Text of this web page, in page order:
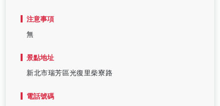
注意事項
無
景點地址
新北市瑞芳區光復里柴寮路
電話號碼